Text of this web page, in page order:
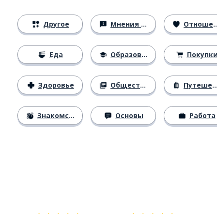
Другое
Еда
Здоровье
Знакомство
Мнения и убеждения
Образование
Общество
Основы
Отношения
Путешествия
Работа